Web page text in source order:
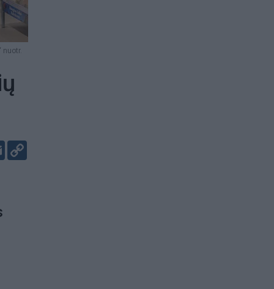
nuotr.
Email